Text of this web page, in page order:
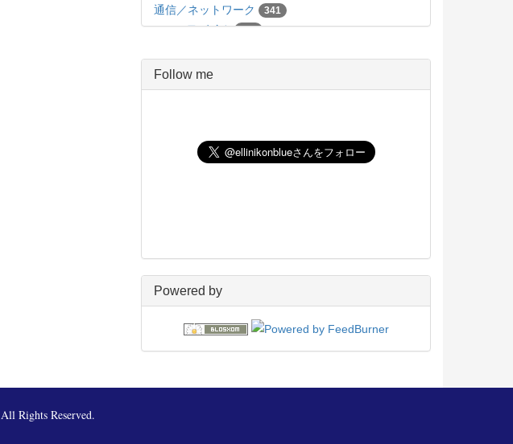
通信／ネットワーク 341
モバイル 136
Pico
UNIX 198
PukiWiki 18
日々の出来事 160
電子書籍
Follow me
Powered by
All Rights Reserved.